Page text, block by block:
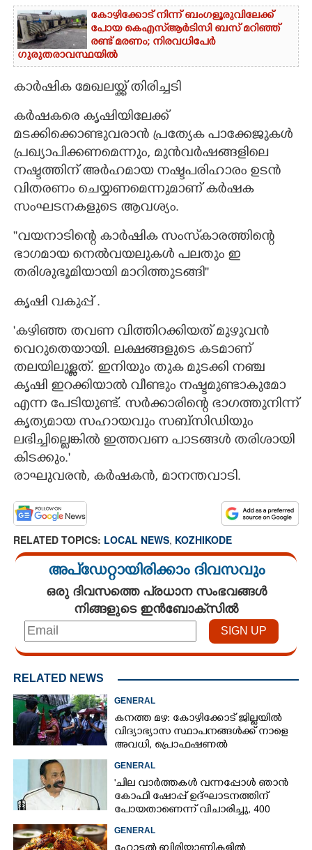
കോഴിക്കോട് നിന്ന് ബംഗളൂരുവിലേക്ക്
പോയ കെഎസ്‌ആർടിസി ബസ് മറിഞ്ഞ്
രണ്ട് മരണം; നിരവധിപേർ
ഗുരുതരാവസ്ഥയിൽ
കാർഷിക മേഖലയ്ക്ക് തിരിച്ചടി
കർഷകരെ കൃഷിയിലേക്ക്
മടക്കിക്കൊണ്ടുവരാൻ പ്രത്യേക പാക്കേജുകൾ
പ്രഖ്യാപിക്കണമെന്നും, മുൻവർഷങ്ങളിലെ
നഷ്ടത്തിന് അർഹമായ നഷ്ടപരിഹാരം ഉടൻ
വിതരണം ചെയ്യണമെന്നുമാണ് കർഷക
സംഘടനകളുടെ ആവശ്യം.
''വയനാടിന്റെ കാർഷിക സംസ്‌കാരത്തിന്റെ
ഭാഗമായ നെൽവയലുകൾ പലതും ഇ
തരിശുഭൂമിയായി മാറിത്തുടങ്ങി''
കൃഷി വകുപ്പ് .
'കഴിഞ്ഞ തവണ വിത്തിറക്കിയത് മുഴുവൻ
വെറുതെയായി. ലക്ഷങ്ങളുടെ കടമാണ്
തലയിലുള്ളത്. ഇനിയും തുക മുടക്കി നഞ്ച
കൃഷി ഇറക്കിയാൽ വീണ്ടും നഷ്ടമുണ്ടാകുമോ
എന്ന പേടിയുണ്ട്. സർക്കാരിന്റെ ഭാഗത്തുനിന്ന്
കൃത്യമായ സഹായവും സബ്സിഡിയും
ലഭിച്ചില്ലെങ്കിൽ ഇത്തവണ പാടങ്ങൾ തരിശായി
കിടക്കും.'
രാഘുവരൻ, കർഷകൻ, മാനന്തവാടി.
RELATED TOPICS: LOCAL NEWS, KOZHIKODE
അപ്ഡേറ്റായിരിക്കാം ദിവസവും
ഒരു ദിവസത്തെ പ്രധാന സംഭവങ്ങൾ
നിങ്ങളുടെ ഇൻബോക്സിൽ
RELATED NEWS
GENERAL
കനത്ത മഴ: കോഴിക്കോട് ജില്ലയിൽ
വിദ്യാഭ്യാസ സ്ഥാപനങ്ങൾക്ക് നാളെ
അവധി,​ പ്രൊഫഷണൽ
GENERAL
'ചില വാർത്തകൾ വന്നപ്പോൾ ഞാൻ
കോഫി ഷോപ്പ് ഉദ്ഘാടനത്തിന്
പോയതാണെന്ന് വിചാരിച്ചു, 400
GENERAL